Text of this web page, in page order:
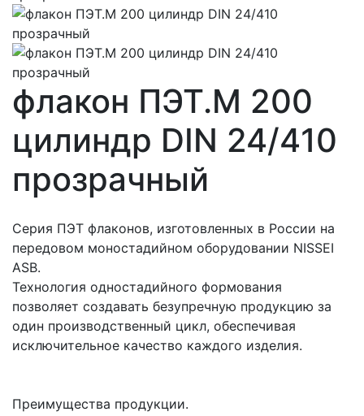
флакон ПЭТ.М 200
цилиндр DIN 24/410
прозрачный
Серия ПЭТ флаконов, изготовленных в России на
передовом моностадийном оборудовании NISSEI
ASB.
Технология одностадийного формования
позволяет создавать безупречную продукцию за
один производственный цикл, обеспечивая
исключительное качество каждого изделия.
Преимущества продукции.